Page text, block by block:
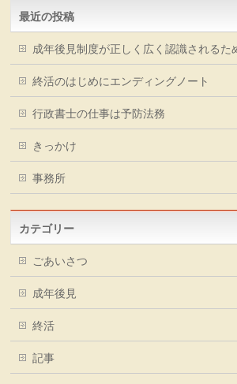
最近の投稿
成年後見制度が正しく広く認識されるた
終活のはじめにエンディングノート
行政書士の仕事は予防法務
きっかけ
事務所
カテゴリー
ごあいさつ
成年後見
終活
記事